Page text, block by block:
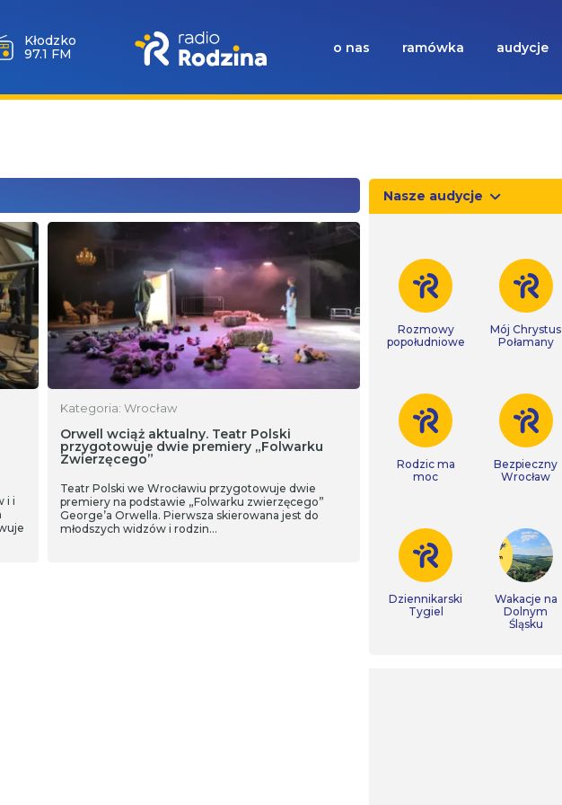
Kłodzko
97.1 FM
o nas ramówka audycje
i i
Kategoria: Wrocław
Orwell wciąż aktualny. Teatr Polski
przygotowuje dwie premiery „Folwarku
Zwierzęcego”
Teatr Polski we Wrocławiu przygotowuje dwie
premiery na podstawie „Folwarku zwierzęcego”
George’a Orwella. Pierwsza skierowana jest do
młodszych widzów i rodzin…
Nasze audycje
Rozmowy
popołudniowe
Mój Chrystus
Połamany
Rodzic ma
moc
Bezpieczny
Wrocław
Dziennikarski
Tygiel
Wakacje na
Dolnym
Śląsku